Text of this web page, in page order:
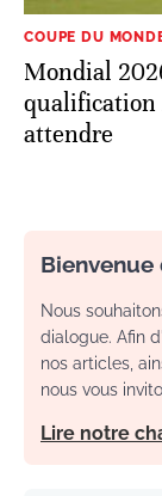
COUPE DU
Mondial
qualification
attendre
Bienvenue
Nous
dialogue. Afin
nos articles,
nous vous
Lire notre